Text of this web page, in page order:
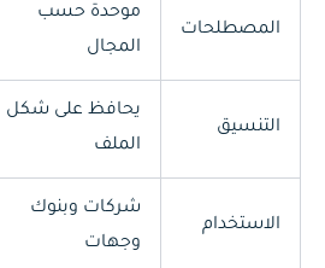
المصطلحات
موحدة حسب
المجال
التنسيق
يحافظ على شكل
الملف
الاستخدام
شركات وبنوك
وجهات